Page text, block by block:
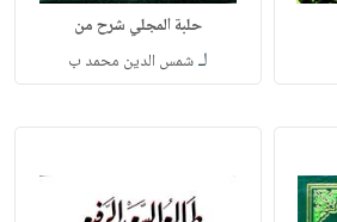
حلبة المجلي شرح من
لـشمس الدين محمد ب